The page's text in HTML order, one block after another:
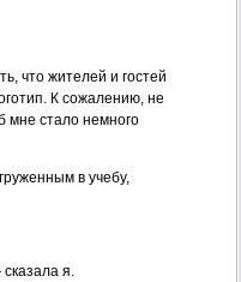
что жителей и гостей
К сожалению, не
мне стало немного
в учебу,
я.